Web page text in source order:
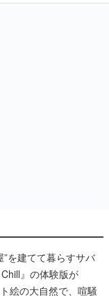
を建てて暮らすサバ
』の体験版が
絵の大自然で、喧騒